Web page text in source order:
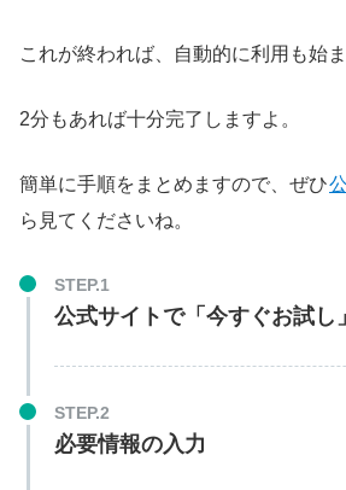
これが終われば、自動的に利用も始ま
2分もあれば十分完了しますよ。
簡単に手順をまとめますので、ぜひ
ら見てくださいね。
STEP.1
公式サイトで「今すぐお試し
STEP.2
必要情報の入力